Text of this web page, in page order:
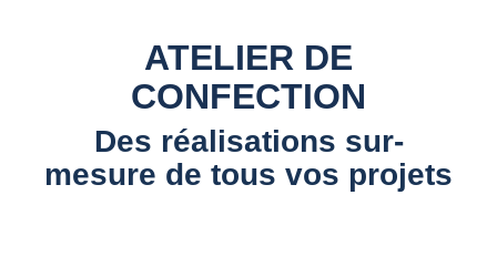
ATELIER DE
CONFECTION
Des réalisations sur-
mesure de tous vos projets